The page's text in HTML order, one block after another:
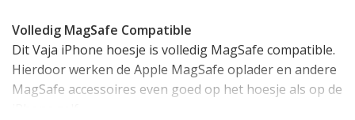
Volledig MagSafe Compatible
Dit Vaja iPhone hoesje is volledig MagSafe compatible.
Hierdoor werken de Apple MagSafe oplader en andere
MagSafe accessoires even goed op het hoesje als op de